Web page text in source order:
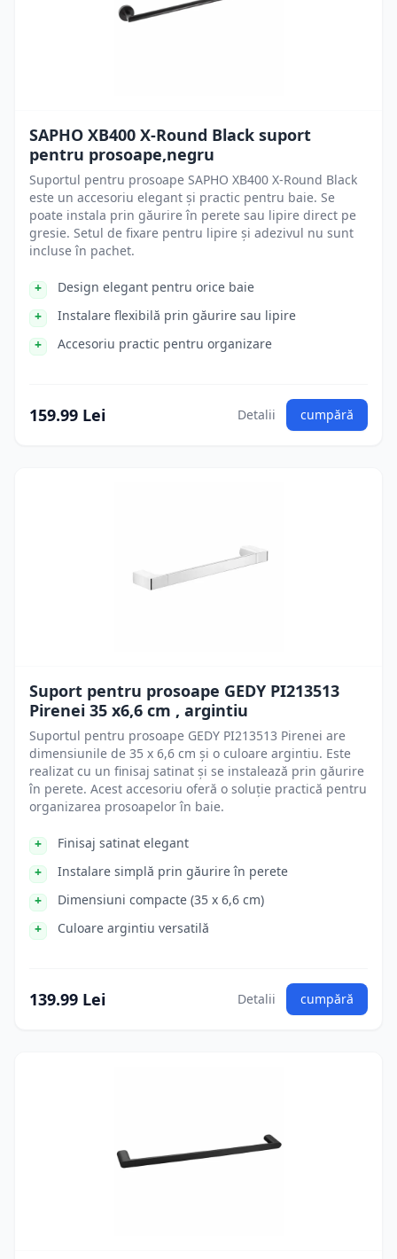
SAPHO XB400 X-Round Black suport
pentru prosoape,negru
Suportul pentru prosoape SAPHO XB400 X-Round Black
este un accesoriu elegant și practic pentru baie. Se
poate instala prin găurire în perete sau lipire direct pe
gresie. Setul de fixare pentru lipire și adezivul nu sunt
incluse în pachet.
Design elegant pentru orice baie
Instalare flexibilă prin găurire sau lipire
Accesoriu practic pentru organizare
159.99 Lei Detalii cumpără
Suport pentru prosoape GEDY PI213513
Pirenei 35 x6,6 cm , argintiu
Suportul pentru prosoape GEDY PI213513 Pirenei are
dimensiunile de 35 x 6,6 cm și o culoare argintiu. Este
realizat cu un finisaj satinat și se instalează prin găurire
în perete. Acest accesoriu oferă o soluție practică pentru
organizarea prosoapelor în baie.
Finisaj satinat elegant
Instalare simplă prin găurire în perete
Dimensiuni compacte (35 x 6,6 cm)
Culoare argintiu versatilă
139.99 Lei Detalii cumpără